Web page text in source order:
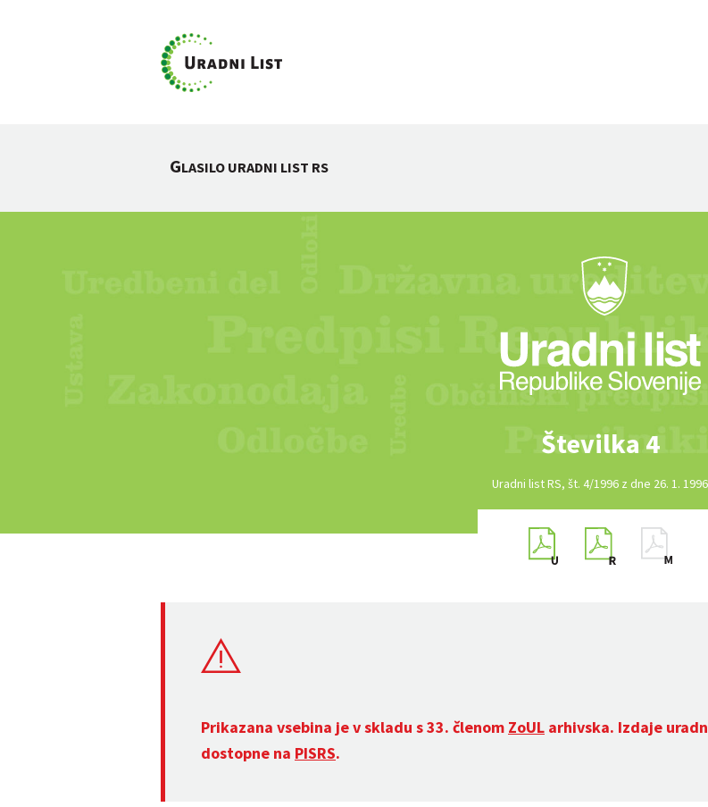
GLASILO URADNI LIST RS
Številka 4
Uradni list RS, št. 4/1996 z dne 26. 1. 1996
Prikazana vsebina je v skladu s 33. členom ZoUL arhivska. Izdaje
dostopne na PISRS.